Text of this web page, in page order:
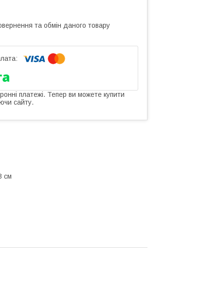
та обмін даного товару
платежі. Тепер ви можете купити
сайту.
см